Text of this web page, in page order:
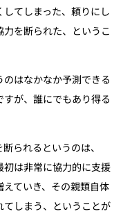
てしまった、頼りにし
を断られた、というこ
はなかなか予測できる
が、誰にでもあり得る
られるというのは、
初は非常に協力的に支援
ていき、その親類自体
しまう、ということが